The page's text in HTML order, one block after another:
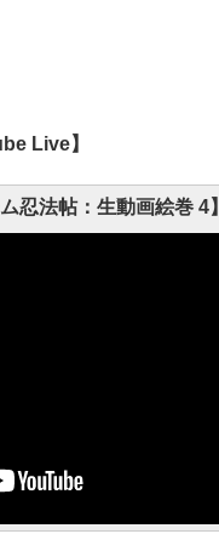
Live】
忍法帖：生動画絵巻 4】